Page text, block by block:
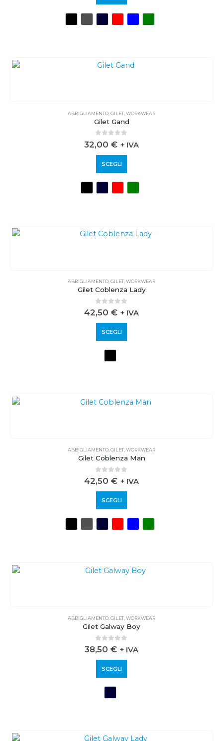
ABBIGLIAMENTO GILET WORKWEAR
Gilet Gand
0out of 5
32,00 € + IVA
SCEGLI
ABBIGLIAMENTO,GILET,WORKWEAR
Gilet Coblenza Lady
0out of 5
42,50 € + IVA
SCEGLI
ABBIGLIAMENTO GILET WORKWEAR
Gilet Coblenza Man
0out of 5
42,50 € + IVA
SCEGLI
ABBIGLIAMENTO GILET WORKWEAR
Gilet Galway Boy
0out of 5
38,50 € + IVA
SCEGLI